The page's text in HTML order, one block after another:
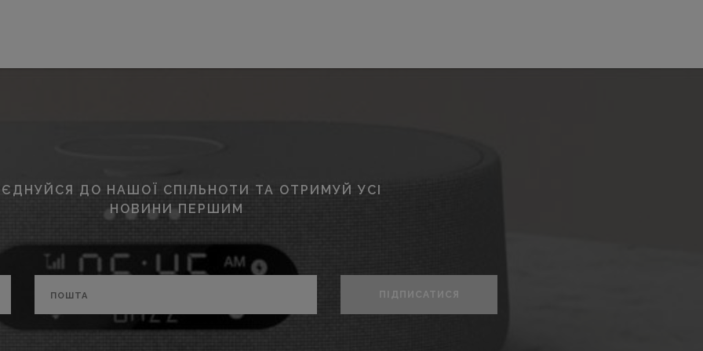
ДО НАШОЇ СПІЛЬНОТИ ТА ОТРИМУЙ УСІ
НОВИНИ ПЕРШИМ
ПІДПИСАТИСЯ